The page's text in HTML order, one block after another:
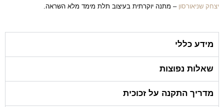
יצחק שניאורסון – מתנה יוקרתית בעיצוב תלת מימד מלא השראה.
מידע כללי
שאלות נפוצות
מדריך התקנה על זכוכית